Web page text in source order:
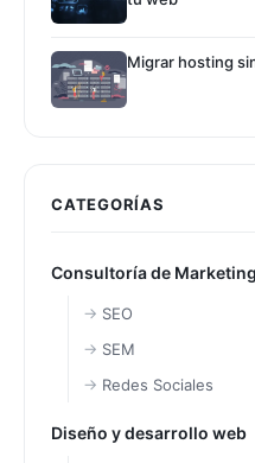
Migrar hosting
CATEGORÍAS
Consultoría de
SEO
SEM
Redes Sociales
Diseño y desarrollo web